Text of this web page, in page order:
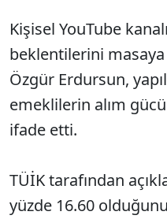
Kişisel YouTube
beklentilerini masaya
Özgür Erdursun,
emeklilerin alım
ifade etti.
TÜİK tarafından
yüzde 16.60